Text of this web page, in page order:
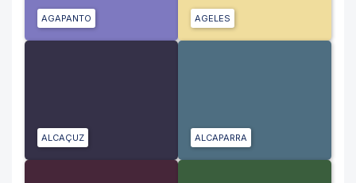
AGAPANTO AGELES
ALCAÇUZ ALCAPARRA